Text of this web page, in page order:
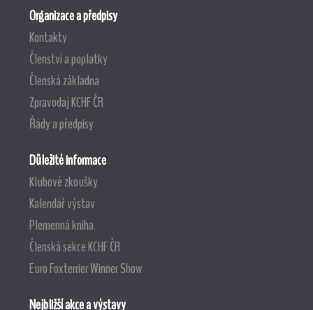
Organizace a předpisy
Kontakty
Členství a poplatky
Členská základna
Zpravodaj KCHF ČR
Řády a předpisy
Důležité informace
Klubové zkoušky
Kalendář výstav
Plemenná kniha
Členská sekce KCHF ČR
Euro Foxterrier Winner Show
Nejbližší akce a výstavy